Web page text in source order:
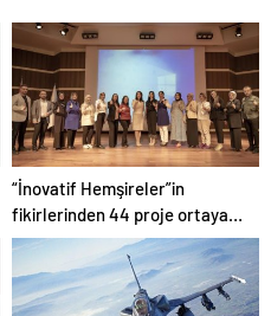
“İnovatif Hemşireler”in
fikirlerinden 44 proje ortaya
çıktı!